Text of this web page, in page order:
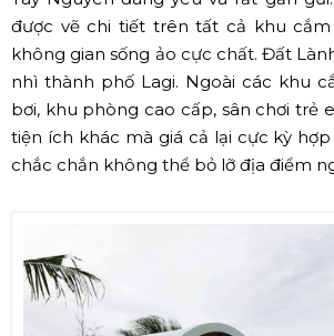
được vẽ chi tiết trên tất cả khu
không gian sống ảo cực chất. Đất
nhì thành phố Lagi. Ngoài các khu
bơi, khu phòng cao cấp, sân chơi trẻ
tiện ích khác mà giá cả lại cực kỳ hợp
chắc chắn không thể bỏ lỡ địa điểm